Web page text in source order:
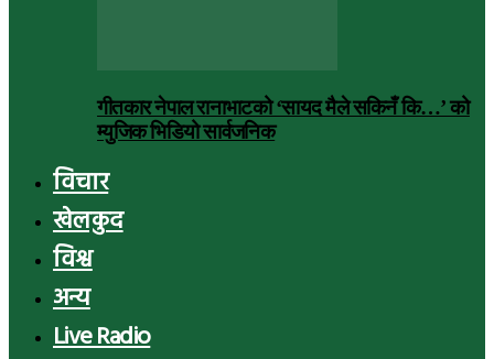
गीतकार नेपाल रानाभाटको ‘सायद मैले सकिनँ कि…’ को
म्युजिक भिडियो सार्वजनिक
विचार
खेलकुद
विश्व
अन्य
Live Radio